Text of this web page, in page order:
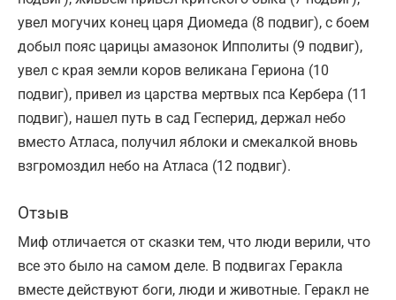
увел могучих конец царя Диомеда (8 подвиг), с боем
добыл пояс царицы амазонок Ипполиты (9 подвиг),
увел с края земли коров великана Гериона (10
подвиг), привел из царства мертвых пса Кербера (11
подвиг), нашел путь в сад Гесперид, держал небо
вместо Атласа, получил яблоки и смекалкой вновь
взгромоздил небо на Атласа (12 подвиг).
Отзыв
Миф отличается от сказки тем, что люди верили, что
все это было на самом деле. В подвигах Геракла
вместе действуют боги, люди и животные. Геракл не